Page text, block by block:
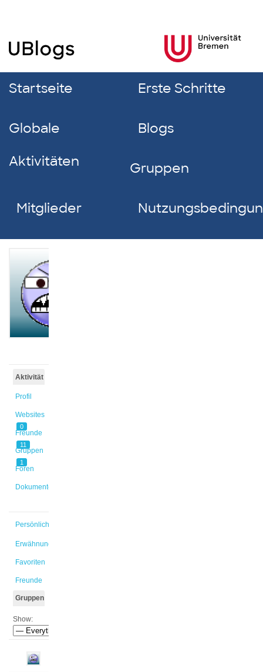
Startseite Erste Schritte
Globale
Aktivitäten
Blogs
Gruppen
Mitglieder
Aktivität
Profil
Websites
0
Freunde
11
Gruppen
1
Foren
Dokumente
Persönlich
Erwähnungen
Favoriten
Freunde
Gruppen
Show: